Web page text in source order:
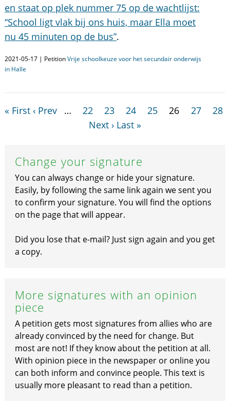
en staat op plek nummer 75 op de wachtlijst:
“School ligt vlak bij ons huis, maar Ella moet
nu 45 minuten op de bus”.
2021-05-17 | PetitionVrije schoolkeuze voor het secundair onderwijs
in Halle
« First ‹ Prev … 22 23 24 25 26 27
28
Next › Last »
Change your signature
You can always change or hide your signature.
Easily, by following the same link again we sent you
to confirm your signature. You will find the options
on the page that will appear.
Did you lose that e-mail? Just sign again and you get
a copy.
More signatures with an opinion
piece
A petition gets most signatures from allies who are
already convinced by the need for change. But
most are not! If they know about the petition at all.
With opinion piece in the newspaper or online you
can both inform and convince people. This text is
usually more pleasant to read than a petition.